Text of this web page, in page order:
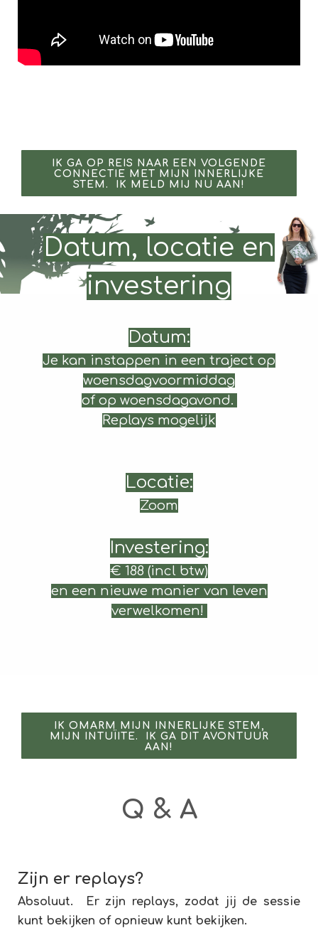
IK GA OP REIS NAAR EEN VOLGENDE
CONNECTIE MET MIJN INNERLIJKE
STEM. IK MELD MIJ NU AAN!
Datum, locatie en
investering
Datum:
Je kan instappen in een traject op
woensdagvoormiddag
of op woensdagavond.
Replays mogelijk
Locatie:
Zoom
Investering:
€ 188 (incl btw)
en een nieuwe manier van leven
verwelkomen!
IK OMARM MIJN INNERLIJKE STEM,
MIJN INTUÏITE. IK GA DIT AVONTUUR
AAN!
Q & A
Zijn er replays?
Absoluut. Er zijn replays, zodat jij de sessie
kunt bekijken of opnieuw kunt bekijken.